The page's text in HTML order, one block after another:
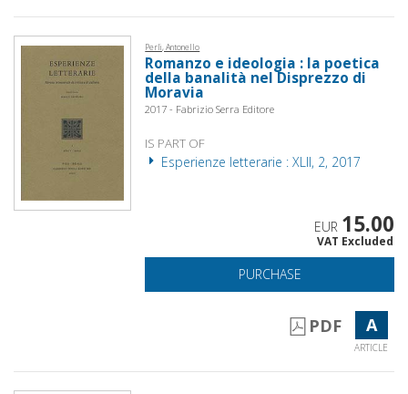
Perli, Antonello
Romanzo e ideologia : la poetica
della banalità nel Disprezzo di
Moravia
2017 - Fabrizio Serra Editore
IS PART OF
Esperienze letterarie : XLII, 2, 2017
EUR 15.00
VAT Excluded
PURCHASE
PDF A
ARTICLE